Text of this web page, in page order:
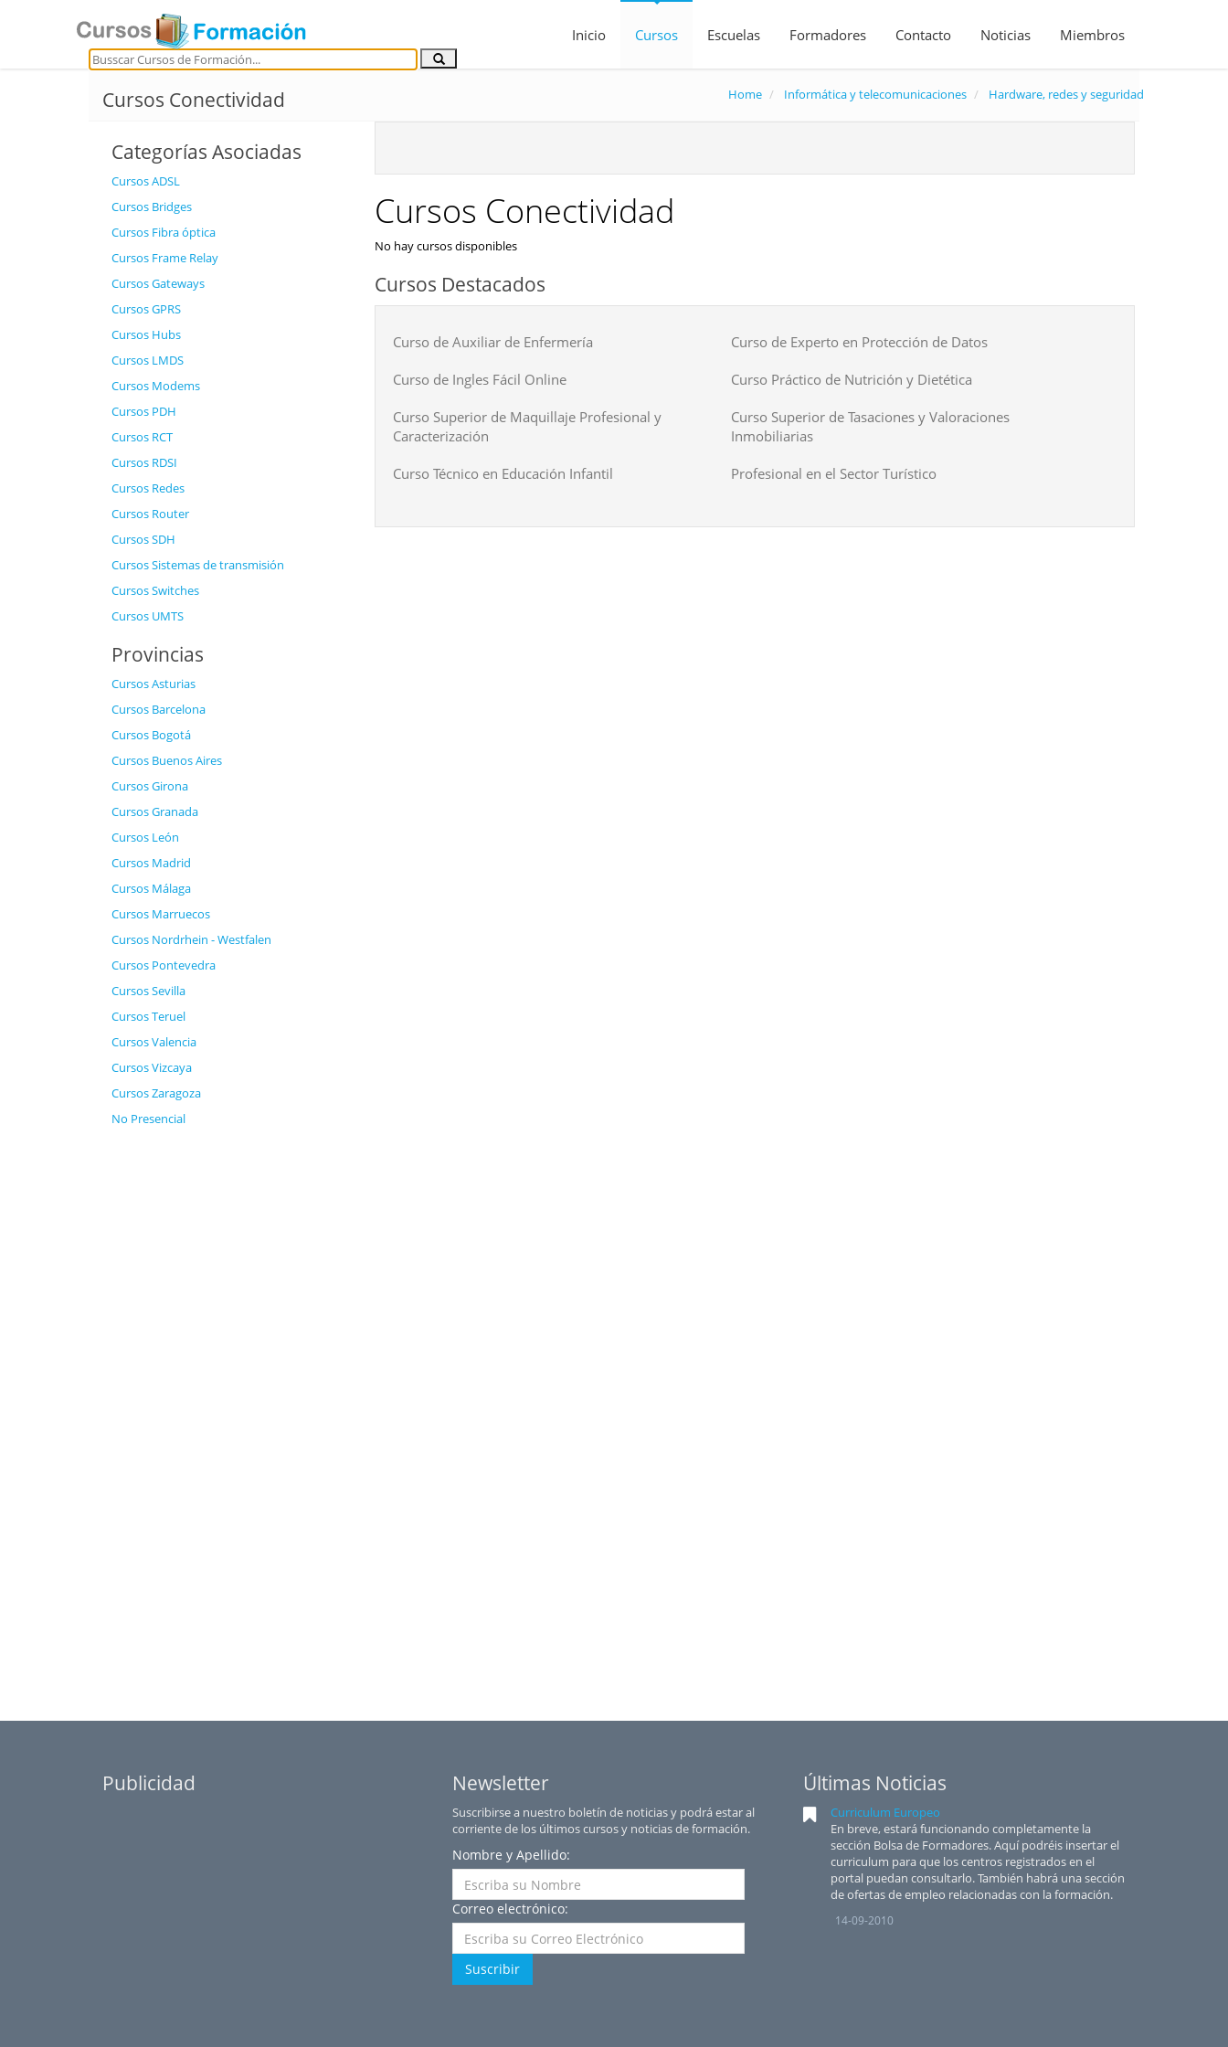
Inicio Cursos Escuelas Formadores Contacto Noticias Miembros
Cursos Conectividad Home Informática y telecomunicaciones Hardware, redes y seguridad
Categorías Asociadas
Cursos ADSL
Cursos Bridges
Cursos Fibra óptica
Cursos Frame Relay
Cursos Gateways
Cursos GPRS
Cursos Hubs
Cursos LMDS
Cursos Modems
Cursos PDH
Cursos RCT
Cursos RDSI
Cursos Redes
Cursos Router
Cursos SDH
Cursos Sistemas de transmisión
Cursos Switches
Cursos UMTS
Provincias
Cursos Asturias
Cursos Barcelona
Cursos Bogotá
Cursos Buenos Aires
Cursos Girona
Cursos Granada
Cursos León
Cursos Madrid
Cursos Málaga
Cursos Marruecos
Cursos Nordrhein - Westfalen
Cursos Pontevedra
Cursos Sevilla
Cursos Teruel
Cursos Valencia
Cursos Vizcaya
Cursos Zaragoza
No Presencial
Cursos Conectividad
No hay cursos disponibles
Cursos Destacados
Curso de Auxiliar de Enfermería Curso de Experto en Protección de Datos
Curso de Ingles Fácil Online Curso Práctico de Nutrición y Dietética
Curso Superior de Maquillaje Profesional y
Caracterización
Curso Superior de Tasaciones y Valoraciones
Inmobiliarias
Curso Técnico en Educación Infantil Profesional en el Sector Turístico
Publicidad Newsletter
Suscribirse a nuestro boletín de noticias y podrá estar al
corriente de los últimos cursos y noticias de formación.
Nombre y Apellido:
Correo electrónico:
Suscribir
Últimas Noticias
Curriculum Europeo
En breve, estará funcionando completamente la
sección Bolsa de Formadores. Aquí podréis insertar el
curriculum para que los centros registrados en el
portal puedan consultarlo. También habrá una sección
de ofertas de empleo relacionadas con la formación.
14-09-2010